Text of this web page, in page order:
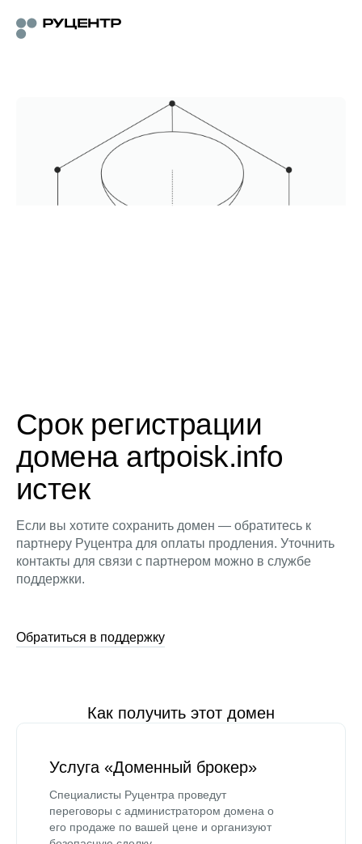
Срок регистрации
домена artpoisk.info
истек
Если вы хотите сохранить домен — обратитесь к
партнеру Руцентра для оплаты продления. Уточнить
контакты для связи с партнером можно в службе
поддержки.
Обратиться в поддержку
Как получить этот домен
Услуга «Доменный брокер»
Специалисты Руцентра проведут
переговоры с администратором домена о
его продаже по вашей цене и организуют